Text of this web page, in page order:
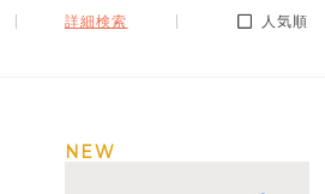
人気順
詳細検索
NEW